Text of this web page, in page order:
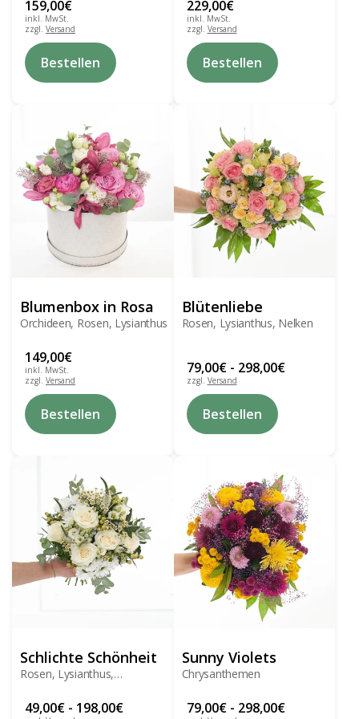
159,00€
inkl. MwSt.
zzgl. Versand
Bestellen
229,00€
inkl. MwSt.
zzgl. Versand
Bestellen
Blumenbox in Rosa
Orchideen, Rosen, Lysianthus
149,00€
inkl. MwSt.
zzgl. Versand
Bestellen
Blütenliebe
Rosen, Lysianthus, Nelken
79,00€- 298,00€
zzgl. Versand
Bestellen
Produkt
auf.
Die
Optionen
können
auf
der
Produktseite
gewählt
werden
Schlichte Schönheit
Rosen, Lysianthus,
49,00€ - 198,00€
Sunny Violets
Chrysanthemen
79,00€- 298,00€